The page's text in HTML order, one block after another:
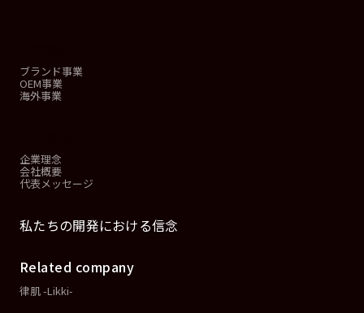
ブランド事業
OEM事業
海外事業
企業理念
会社概要
代表メッセージ
私たちの開発における信念
Related company
律肌 -Likki-